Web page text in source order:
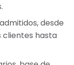
desde
clientes hasta